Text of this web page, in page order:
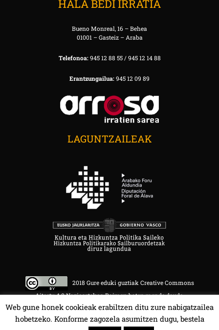
HALA BEDI IRRATIA
Bueno Monreal, 16 – Behea
01001 – Gasteiz – Araba
Telefonoa:945 12 88 55 / 945 12 14 88
Erantzungailua:945 12 09 89
LAGUNTZAILEAK
2018 Gure eduki guztiak Creative Commons
Aitortu 4.0 Nazioartekoa Baimen baten mende daude.
Web gune honek cookieak erabiltzen ditu zure nabigatzailea
hobetzeko. Konforme zagozela asumitzen dugu, bestela